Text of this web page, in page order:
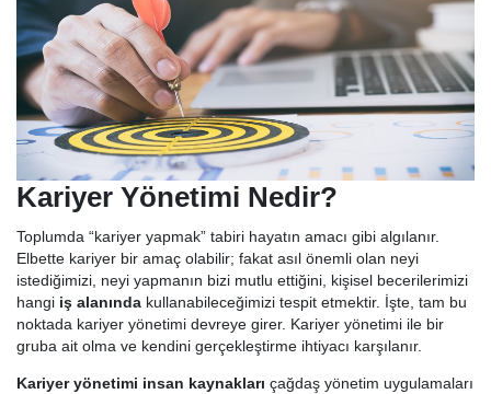
Kariyer Yönetimi Nedir?
Toplumda “kariyer yapmak” tabiri hayatın amacı gibi algılanır.
Elbette kariyer bir amaç olabilir; fakat asıl önemli olan neyi
istediğimizi, neyi yapmanın bizi mutlu ettiğini, kişisel becerilerimizi
hangi iş alanında kullanabileceğimizi tespit etmektir. İşte, tam bu
noktada kariyer yönetimi devreye girer. Kariyer yönetimi ile bir
gruba ait olma ve kendini gerçekleştirme ihtiyacı karşılanır.
Kariyer yönetimi insan kaynakları çağdaş yönetim uygulamaları